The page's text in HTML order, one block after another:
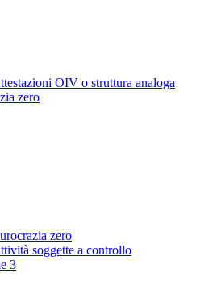
OIV o struttura analoga
zero
zero
soggette a controllo
3